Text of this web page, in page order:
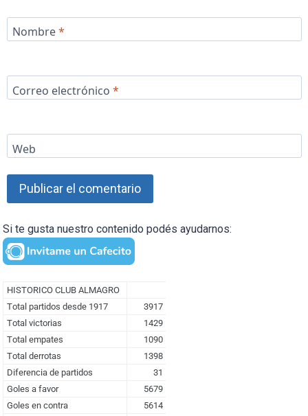
Nombre*
Correo electrónico *
Web
Si te gusta nuestro contenido podés ayudarnos: